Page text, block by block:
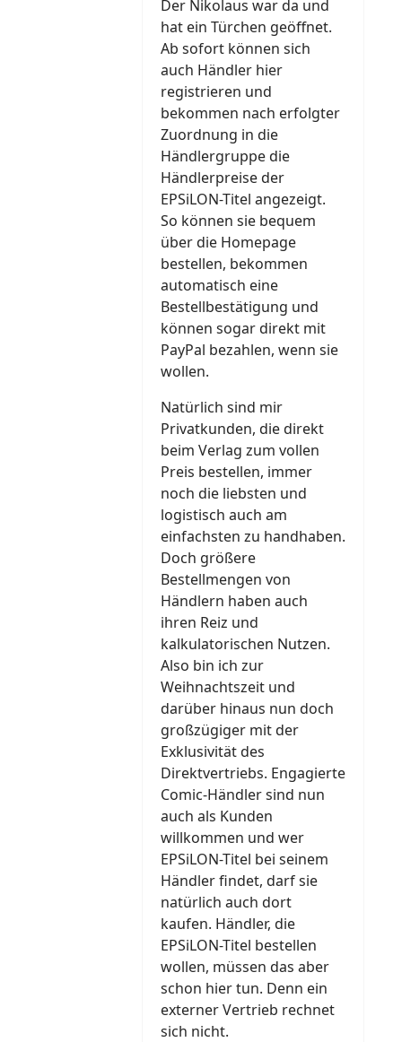
Der Nikolaus war da und
hat ein Türchen geöffnet.
Ab sofort können sich
auch Händler hier
registrieren und
bekommen nach erfolgter
Zuordnung in die
Händlergruppe die
Händlerpreise der
EPSiLON-Titel angezeigt.
So können sie bequem
über die Homepage
bestellen, bekommen
automatisch eine
Bestellbestätigung und
können sogar direkt mit
PayPal bezahlen, wenn sie
wollen.
Natürlich sind mir
Privatkunden, die direkt
beim Verlag zum vollen
Preis bestellen, immer
noch die liebsten und
logistisch auch am
einfachsten zu handhaben.
Doch größere
Bestellmengen von
Händlern haben auch
ihren Reiz und
kalkulatorischen Nutzen.
Also bin ich zur
Weihnachtszeit und
darüber hinaus nun doch
großzügiger mit der
Exklusivität des
Direktvertriebs. Engagierte
Comic-Händler sind nun
auch als Kunden
willkommen und wer
EPSiLON-Titel bei seinem
Händler findet, darf sie
natürlich auch dort
kaufen. Händler, die
EPSiLON-Titel bestellen
wollen, müssen das aber
schon hier tun. Denn ein
externer Vertrieb rechnet
sich nicht.